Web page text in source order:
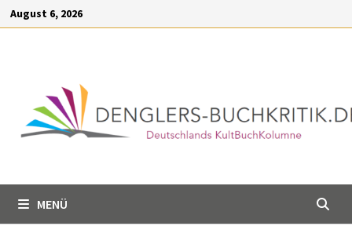
springen
Zum
Inhalt
August 6, 2026
MENÜ